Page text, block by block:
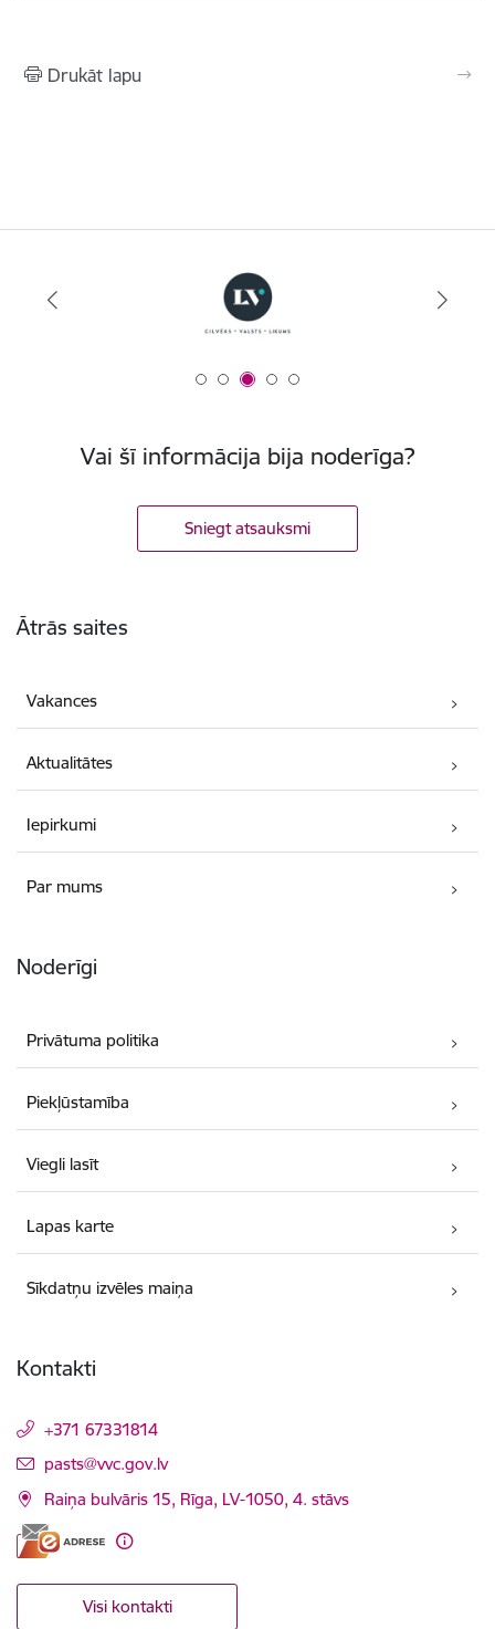
Drukāt lapu
Vai šī informācija bija noderīga?
Sniegt atsauksmi
Ātrās saites
Vakances
Aktualitātes
Iepirkumi
Par mums
Noderīgi
Privātuma politika
Piekļūstamība
Viegli lasīt
Lapas karte
Sīkdatņu izvēles maiņa
Kontakti
+371 67331814
E-pasts:
pasts@vvc.gov.lv
Raiņa bulvāris 15, Rīga, LV-1050, 4. stāvs
Visi kontakti